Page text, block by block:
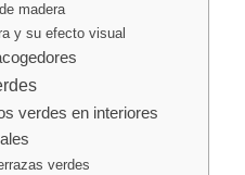
madera
y su efecto visual
verdes en interiores
verdes